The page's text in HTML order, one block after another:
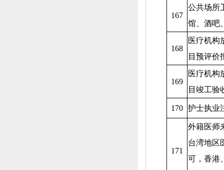
167
公共场所
馆、 酒吧
168
医疗机构
目预评价
169
医疗机构
目竣工验
170 护士执业
171
外籍医师
台湾地区
可， 香港